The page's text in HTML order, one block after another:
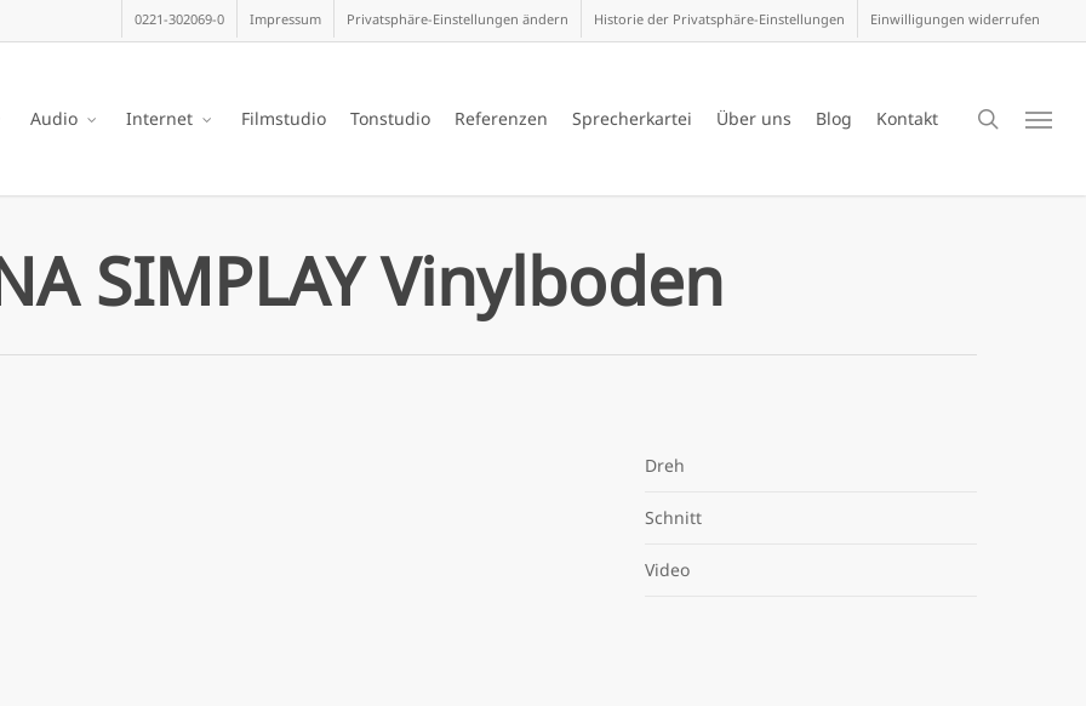
0221-302069-0 Impressum Privatsphäre-Einstellungen ändern Historie der Privatsphäre-Einstellungen Einwilligungen widerrufen
Audio Internet Filmstudio Tonstudio Referenzen Sprecherkartei Über uns Blog Kontakt search
Menu
SIMPLAY Vinylboden
Dreh
Schnitt
Video